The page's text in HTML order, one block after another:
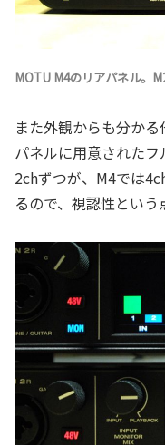
MOTU M4のリアパネル。
また外観からも分か
パネルに用意されたフ
2chずつが、M4では
るので、視認性という